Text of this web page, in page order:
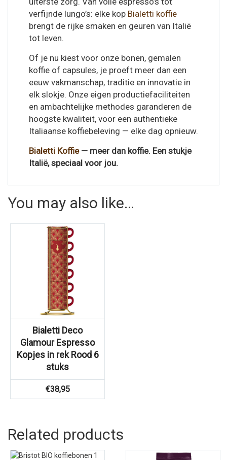
verfijnde lungo’s: elke kop Bialetti koffie
brengt de rijke smaken en geuren van Italië
tot leven.
Of je nu kiest voor onze bonen, gemalen
koffie of capsules, je proeft meer dan een
eeuw vakmanschap, traditie en innovatie in
elk slokje. Onze eigen productiefaciliteiten
en ambachtelijke methodes garanderen de
hoogste kwaliteit, voor een authentieke
Italiaanse koffiebeleving — elke dag opnieuw.
Bialetti Koffie— meer dan koffie. Een stukje
Italië, speciaal voor jou.
You may also like…
Bialetti Deco
Glamour Espresso
Kopjes in rek Rood 6
stuks
€38,95
Related products